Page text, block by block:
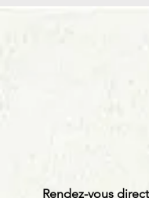
Rendez-vous